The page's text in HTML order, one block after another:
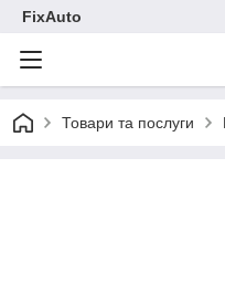
FixAuto
Товари та послуги